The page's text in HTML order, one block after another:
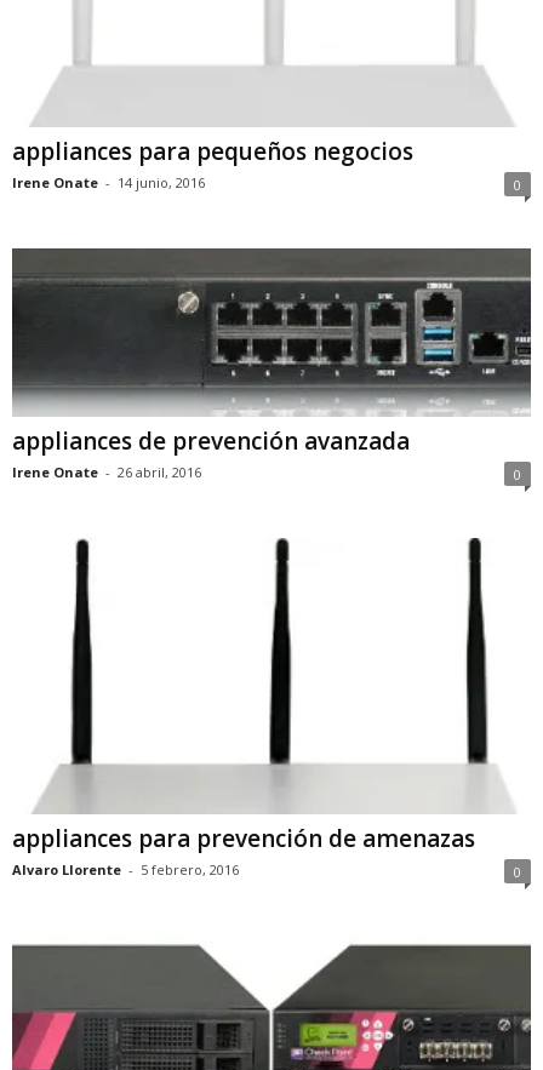
appliances para pequeños negocios
Irene Onate - 14 junio, 2016 0
appliances de prevención avanzada
Irene Onate - 26 abril, 2016 0
appliances para prevención de amenazas
Alvaro Llorente - 5 febrero, 2016 0